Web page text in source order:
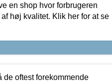
en shop hvor forbrugeren
høj kvalitet. Klik her for at se
de oftest forekommende